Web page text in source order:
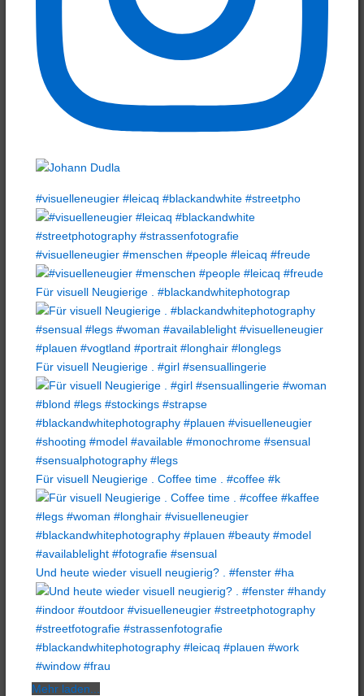
#visuelleneugier #leicaq #blackandwhite #streetpho
#visuelleneugier #menschen #people #leicaq #freude
Für visuell Neugierige . #blackandwhitephotograp
Für visuell Neugierige . #girl #sensuallingerie
Für visuell Neugierige . Coffee time . #coffee #k
Und heute wieder visuell neugierig? . #fenster #ha
Mehr laden...